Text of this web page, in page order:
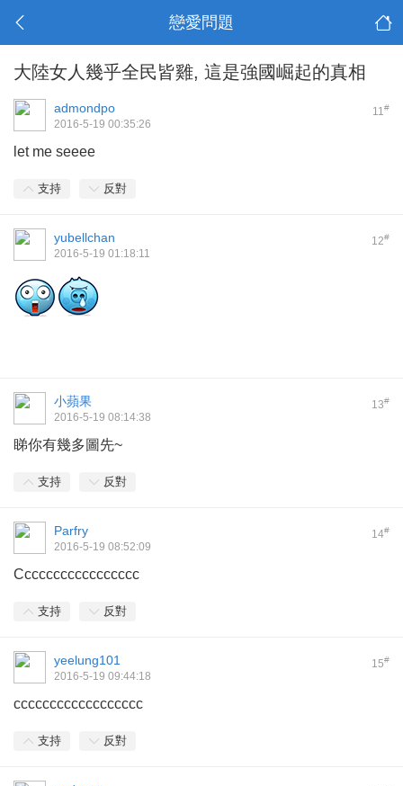
戀愛問題
大陸女人幾乎全民皆雞, 這是強國崛起的真相
11#
admondpo
2016-5-19 00:35:26
let me seeee
支持 反對
12#
yubellchan
2016-5-19 01:18:11
13#
小蘋果
2016-5-19 08:14:38
睇你有幾多圖先~
支持 反對
14#
Parfry
2016-5-19 08:52:09
Ccccccccccccccccc
支持 反對
15#
yeelung101
2016-5-19 09:44:18
cccccccccccccccccc
支持 反對